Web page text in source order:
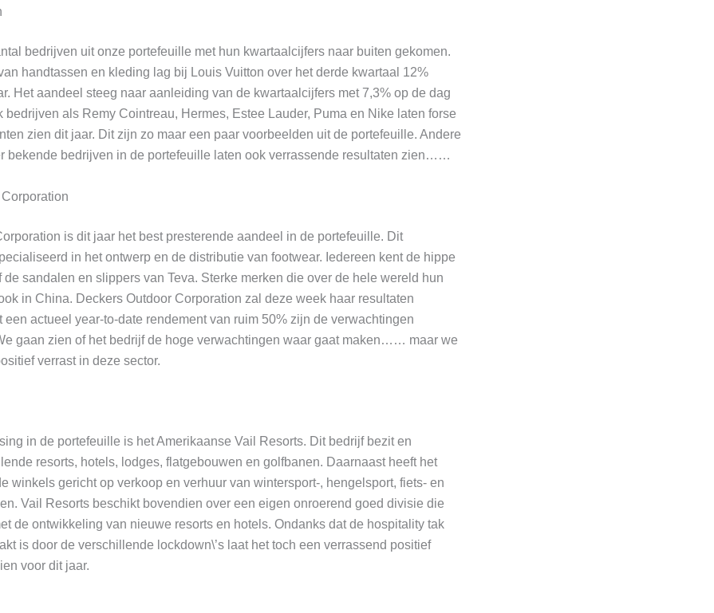
bedrijven uit onze portefeuille met hun kwartaalcijfers naar buiten gekomen.
handtassen en kleding lag bij Louis Vuitton over het derde kwartaal 12%
Het aandeel steeg naar aanleiding van de kwartaalcijfers met 7,3% op de dag
bedrijven als Remy Cointreau, Hermes, Estee Lauder, Puma en Nike laten forse
zien dit jaar. Dit zijn zo maar een paar voorbeelden uit de portefeuille. Andere
bekende bedrijven in de portefeuille laten ook verrassende resultaten zien……
Corporation
is dit jaar het best presterende aandeel in de portefeuille. Dit
in het ontwerp en de distributie van footwear. Iedereen kent de hippe
de sandalen en slippers van Teva. Sterke merken die over de hele wereld hun
in China. Deckers Outdoor Corporation zal deze week haar resultaten
een actueel year-to-date rendement van ruim 50% zijn de verwachtingen
gaan zien of het bedrijf de hoge verwachtingen waar gaat maken…… maar we
verrast in deze sector.
in de portefeuille is het Amerikaanse Vail Resorts. Dit bedrijf bezit en
resorts, hotels, lodges, flatgebouwen en golfbanen. Daarnaast heeft het
winkels gericht op verkoop en verhuur van wintersport-, hengelsport, fiets- en
Vail Resorts beschikt bovendien over een eigen onroerend goed divisie die
de ontwikkeling van nieuwe resorts en hotels. Ondanks dat de hospitality tak
is door de verschillende lockdown\’s laat het toch een verrassend positief
voor dit jaar.